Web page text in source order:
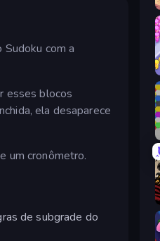
com a
esses blocos
ela desaparece
um cronômetro.
de subgrade do